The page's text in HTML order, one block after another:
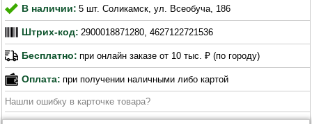
В наличии: 5 шт. Соликамск, ул. Всеобуча, 186
Штрих-код: 2900018871280, 4627122721536
Бесплатно: при онлайн заказе от 10 тыс. ₽ (по городу)
Оплата: при получении наличными либо картой
Нашли ошибку в карточке товара?